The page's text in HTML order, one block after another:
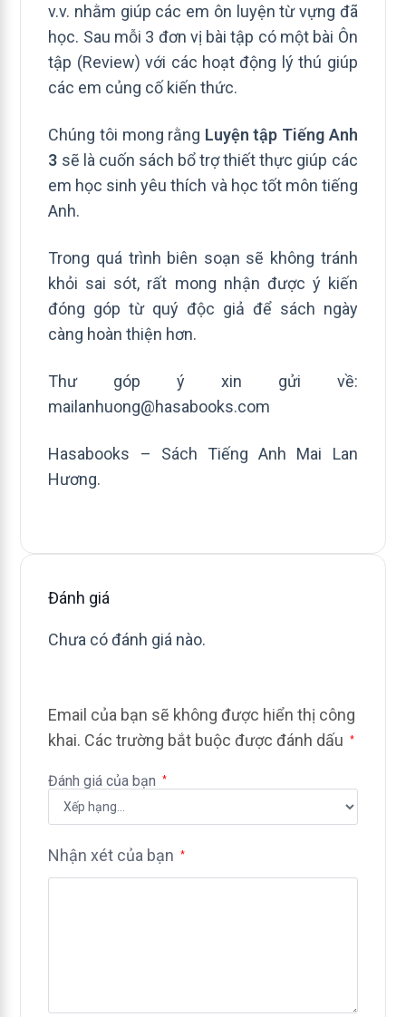
v.v. nhằm giúp các em ôn luyện từ vựng đã
học. Sau mỗi 3 đơn vị bài tập có một bài Ôn
tập (Review) với các hoạt động lý thú giúp
các em củng cố kiến thức.
Chúng tôi mong rằng Luyện tập Tiếng Anh
3 sẽ là cuốn sách bổ trợ thiết thực giúp các
em học sinh yêu thích và học tốt môn tiếng
Anh.
Trong quá trình biên soạn sẽ không tránh
khỏi sai sót, rất mong nhận được ý kiến
đóng góp từ quý độc giả để sách ngày
càng hoàn thiện hơn.
Thư góp ý xin gửi về:
mailanhuong@hasabooks.com
Hasabooks – Sách Tiếng Anh Mai Lan
Hương.
Đánh giá
Chưa có đánh giá nào.
Email của bạn sẽ không được hiển thị công
khai. Các trường bắt buộc được đánh dấu *
Đánh giá của bạn *
Nhận xét của bạn *